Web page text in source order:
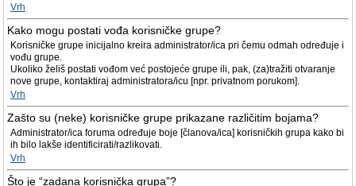
Vrh
Kako mogu postati vođa korisničke grupe?
Korisničke grupe inicijalno kreira administrator/ica pri čemu odmah određuje i
vođu grupe.
Ukoliko želiš postati vođom već postojeće grupe ili, pak, (za)tražiti otvaranje
nove grupe, kontaktiraj administratora/icu [npr. privatnom porukom].
Vrh
Zašto su (neke) korisničke grupe prikazane različitim bojama?
Administrator/ica foruma određuje boje [članova/ica] korisničkih grupa kako bi
ih bilo lakše identificirati/razlikovati.
Vrh
Što je “zadana korisnička grupa”?